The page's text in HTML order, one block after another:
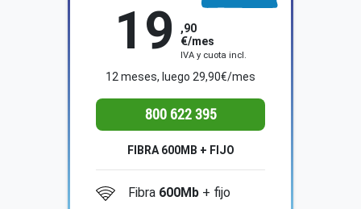
19
,90
€/mes
IVA y cuota incl.
12 meses, luego 29,90€/mes
800 622 395
FIBRA 600MB + FIJO
Fibra 600Mb + fijo